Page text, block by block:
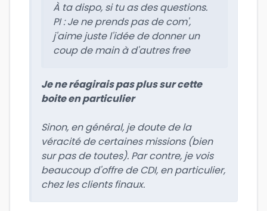
À ta dispo, si tu as des questions.
PI : Je ne prends pas de com',
j'aime juste l'idée de donner un
coup de main à d'autres free
Je ne réagirais pas plus sur cette
boite en particulier
Sinon, en général, je doute de la
véracité de certaines missions (bien
sur pas de toutes). Par contre, je vois
beaucoup d'offre de CDI, en particulier,
chez les clients finaux.